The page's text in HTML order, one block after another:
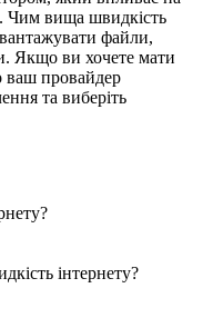
Чим вища швидкість
файли,
Якщо ви хочете мати
ваш провайдер
та виберіть
інтернету?